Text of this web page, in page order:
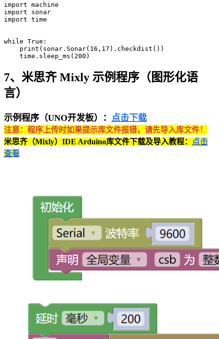
import machine
import sonar
import time
while True:
    print(sonar.Sonar(16,17).checkdist())
    time.sleep_ms(200)
7、米思齐 Mixly 示例程序（图形化语
言）
示例程序（UNO开发板）： 点击下载
注意：程序上传时如果提示库文件报错，请先导入库文件！
米思齐（Mixly）IDE Arduino库文件下载及导入教程：
点击
查看